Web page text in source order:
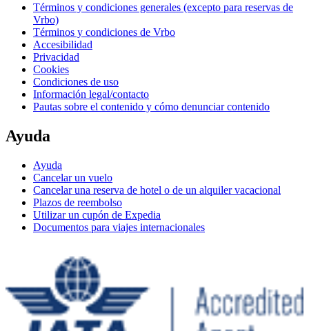
Términos y condiciones generales (excepto para reservas de
Vrbo)
Términos y condiciones de Vrbo
Accesibilidad
Privacidad
Cookies
Condiciones de uso
Información legal/contacto
Pautas sobre el contenido y cómo denunciar contenido
Ayuda
Ayuda
Cancelar un vuelo
Cancelar una reserva de hotel o de un alquiler vacacional
Plazos de reembolso
Utilizar un cupón de Expedia
Documentos para viajes internacionales